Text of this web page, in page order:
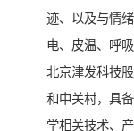
迹、以及与情
电、皮温、呼
北京津发科技
和中关村，具
学相关技术、